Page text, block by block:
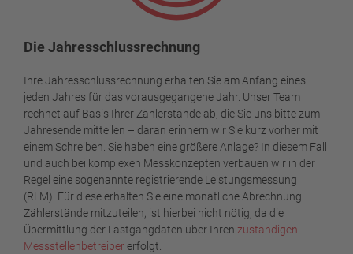
Die Jahresschlussrechnung
Ihre Jahresschlussrechnung erhalten Sie am Anfang eines
jeden Jahres für das vorausgegangene Jahr. Unser Team
rechnet auf Basis Ihrer Zählerstände ab, die Sie uns bitte zum
Jahresende mitteilen – daran erinnern wir Sie kurz vorher mit
einem Schreiben. Sie haben eine größere Anlage? In diesem Fall
und auch bei komplexen Messkonzepten verbauen wir in der
Regel eine sogenannte registrierende Leistungsmessung
(RLM). Für diese erhalten Sie eine monatliche Abrechnung.
Zählerstände mitzuteilen, ist hierbei nicht nötig, da die
Übermittlung der Lastgangdaten über Ihren zuständigen
Messstellenbetreibererfolgt.